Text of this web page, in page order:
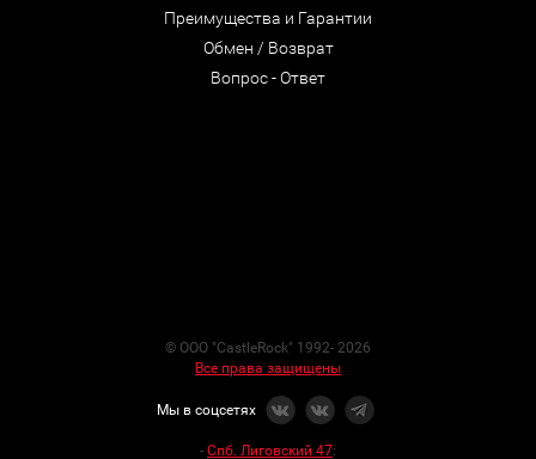
Преимущества и Гарантии
Обмен / Возврат
Вопрос - Ответ
© ООО "CastleRock" 1992- 2026
Все права защищены
Мы в соцсетях
- Спб. Лиговский 47: